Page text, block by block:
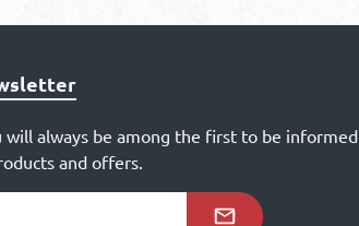
always be among the first to be informed
and offers.